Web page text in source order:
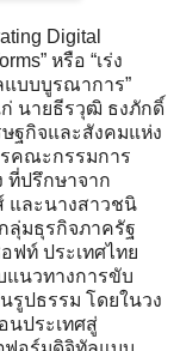
Digital
หรือ “เร่ง
แบบบูรณาการ”
นายธีรวุฒิ ธงภักดิ์
ฐกิจและสังคมแห่ง
คณะกรรมการ
ที่ปรึกษาจาก
และนางสาวชนิ
ลุ่มธุรกิจภาครัฐ
ฟท์ ประเทศไทย
แนวทางการขับ
รูปธรรม โดยในวง
นประเทศสู่